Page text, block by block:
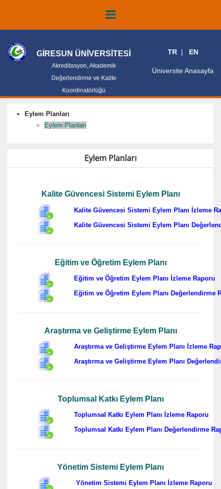
GİRESUN ÜNİVERSİTESİ
Akreditasyon, Akademik
Değerlendirme ve Kalite
Koordinatörlüğü
TR EN
Üniversite Anasayfa
Eylem Planları
Eylem Planları
Eylem Planları
Kalite Güvencesi Sistemi Eylem Planı
Kalite Güvencesi Sistemi Eylem Planı İzleme
Kalite Güvencesi Sistemi Eylem Planı
Eğitim ve Öğretim Eylem Planı
Eğitim ve Öğretim Eylem Planı İzleme Raporu
Eğitim ve Öğretim Eylem Planı Değerlendirme
Araştırma ve Geliştirme Eylem Planı
Araştırma ve Geliştirme Eylem Planı İzleme
Araştırma ve Geliştirme Eylem Planı
Toplumsal Katkı Eylem Planı
Toplumsal Katkı Eylem Planı İzleme Raporu
Toplumsal Katkı Eylem Planı Değerlendirme
Yönetim Sistemi Eylem Planı
Yönetim Sistemi Eylem Planı İzleme Raporu